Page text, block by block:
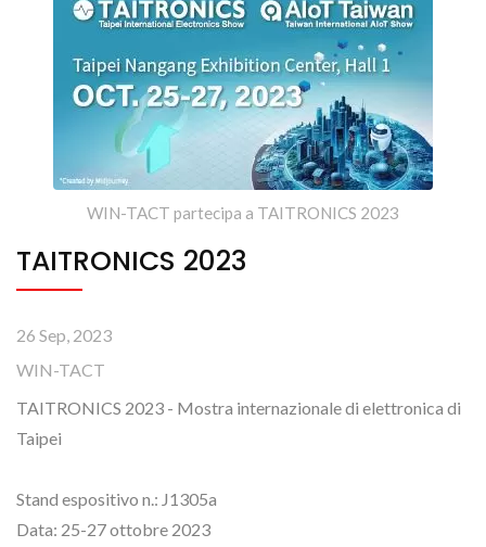
WIN-TACT partecipa a TAITRONICS 2023
TAITRONICS 2023
26 Sep, 2023
WIN-TACT
TAITRONICS 2023 - Mostra internazionale di elettronica di
Taipei
Stand espositivo n.: J1305a
Data: 25-27 ottobre 2023